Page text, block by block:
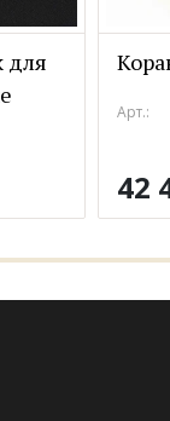
для
Арт.:
42